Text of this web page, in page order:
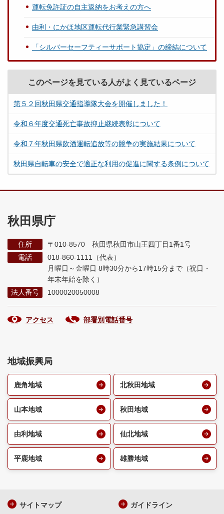
運転免許証の自主返納をお考えの方へ
由利・にかほ地区運転代行業緊急講習会
「シルバーセーフティーサポート協定」の締結について
このページを見ている人がよく見ているページ
第５２回秋田県交通指導隊大会を開催しました！
令和６年度交通死亡事故抑止継続表彰について
令和７年秋田県飲酒運転追放等の競争の実施結果について
秋田県自転車の安全で適正な利用の促進に関する条例について
秋田県庁
住所
〒010-8570 秋田県秋田市山王四丁目1番1号
電話
018-860-1111（代表）
月曜日～金曜日 8時30分から17時15分まで （祝日・
年末年始を除く）
法人番号
1000020050008
アクセス 部署別電話番号
地域振興局
鹿角地域 北秋田地域
山本地域 秋田地域
由利地域 仙北地域
平鹿地域 雄勝地域
サイトマップ ガイドライン